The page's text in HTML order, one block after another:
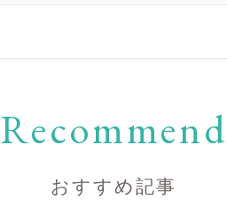
Recommend
おすすめ記事